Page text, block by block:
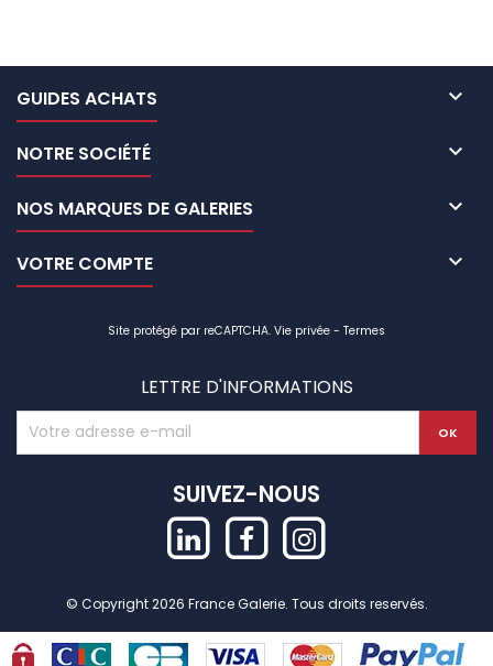
GUIDES ACHATS 
NOTRE SOCIÉTÉ 
NOS MARQUES DE GALERIES 
VOTRE COMPTE 
Site protégé par reCAPTCHA. Vie privée - Termes
LETTRE D'INFORMATIONS
SUIVEZ-NOUS
© Copyright 2026 France Galerie. Tous droits reservés.